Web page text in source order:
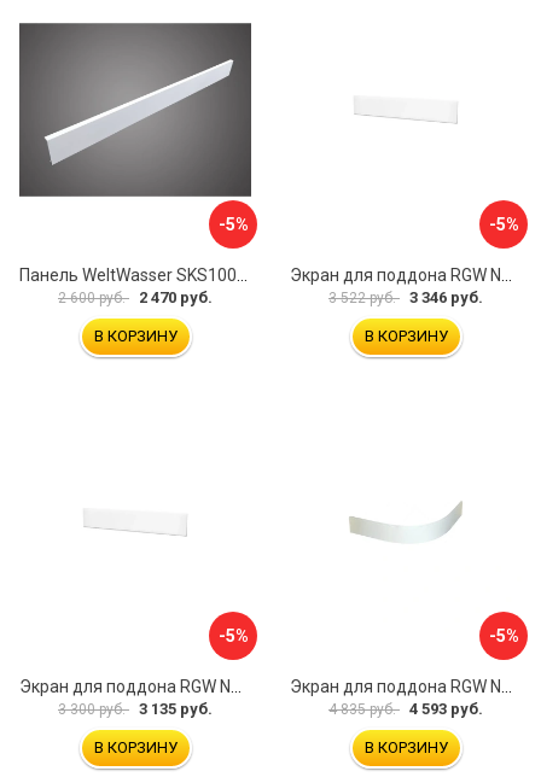
-5%
Панель WeltWasser SKS100-WT 10000004396
2 600 руб. 2 470 руб.
В КОРЗИНУ
-5%
Экран для поддона RGW NG-21 03231480-01
3 522 руб. 3 346 руб.
В КОРЗИНУ
-5%
3 300 руб. 3 135 руб.
В КОРЗИНУ
-5%
4 835 руб. 4 593 руб.
В КОРЗИНУ